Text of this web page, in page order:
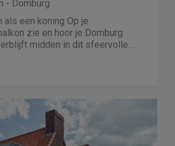
- Domburg
als een koning Op je
zie en hoor je Domburg
midden in dit sfeervolle